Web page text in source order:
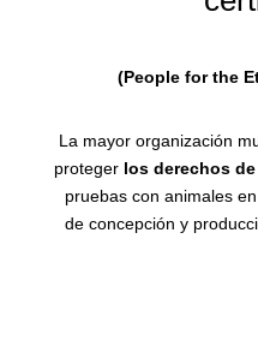
(People for the
La mayor organización
proteger los derechos
pruebas con animales
de concepción y